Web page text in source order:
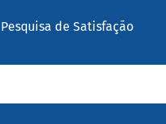
Pesquisa de Satisfação